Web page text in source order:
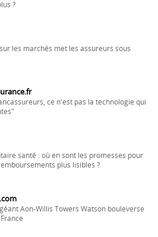
?
les marchés met les assureurs sous
ce n'est pas la technologie qui
santé : où en sont les promesses pour
plus lisibles ?
Aon-Willis Towers Watson bouleverse